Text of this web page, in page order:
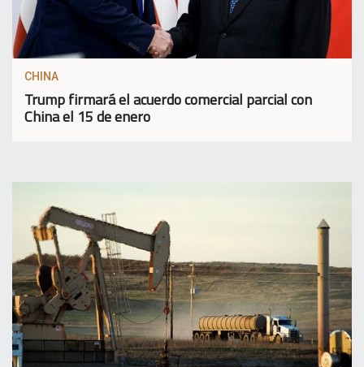
CHINA
Trump firmará el acuerdo comercial parcial con
China el 15 de enero